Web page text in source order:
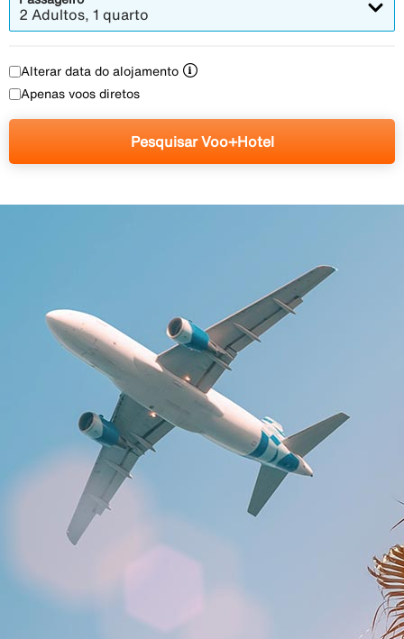
2 Adultos, 1 quarto
Alterar data do alojamento
Apenas voos diretos
Pesquisar Voo+Hotel